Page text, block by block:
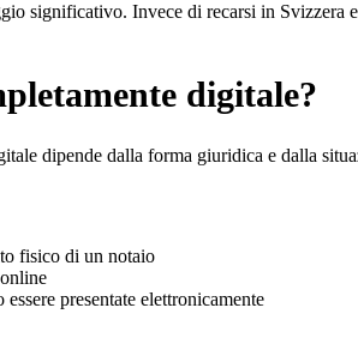
significativo. Invece di recarsi in
digitale?
dipende dalla forma giuridica e dalla
fisico di un notaio
presentate elettronicamente